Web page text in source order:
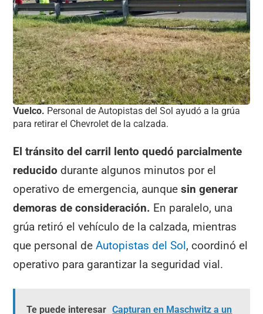
Vuelco. Personal de Autopistas del Sol ayudó a la grúa
para retirar el Chevrolet de la calzada.
El tránsito del carril lento quedó parcialmente
reducido durante algunos minutos por el
operativo de emergencia, aunquesin generar
demoras de consideración. En paralelo, una
grúa retiró el vehículo de la calzada, mientras
que personal deAutopistas del Sol, coordinó el
operativo para garantizar la seguridad vial.
Te puede interesar Capturan en Maschwitz a un